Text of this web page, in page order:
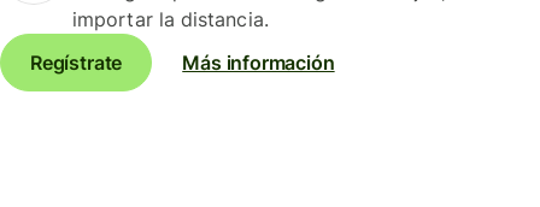
importar la distancia.
Regístrate
Más información